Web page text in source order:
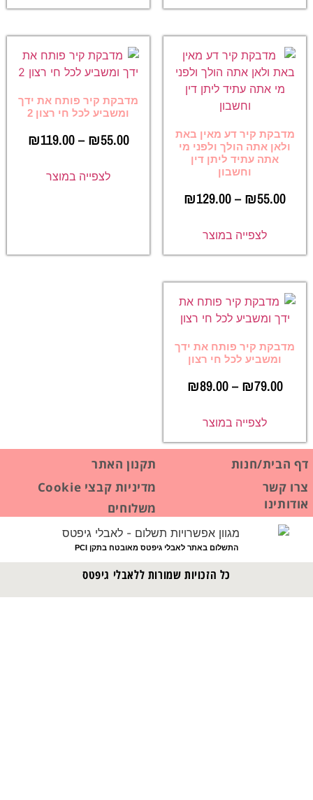
מדבקת קיר דע מאין באת
ולאן אתה הולך ולפני מי
אתה עתיד ליתן דין
וחשבון
₪55.00
–
₪129.00
לצפייה במוצר
מדבקת קיר פותח את ידך
ומשביע לכל חי רצון 2
₪55.00
–
₪119.00
לצפייה במוצר
מדבקת קיר פותח את ידך
ומשביע לכל חי רצון
₪79.00
–
₪89.00
לצפייה במוצר
דף הבית/חנות
צרו קשר
תקנון האתר
מדיניות קבצי Cookie
אודותינו
משלוחים
התשלום באתר לאבלי גיפטס מאובטח בתקן PCI
כל הזכויות שמורות ללאבלי גיפטס